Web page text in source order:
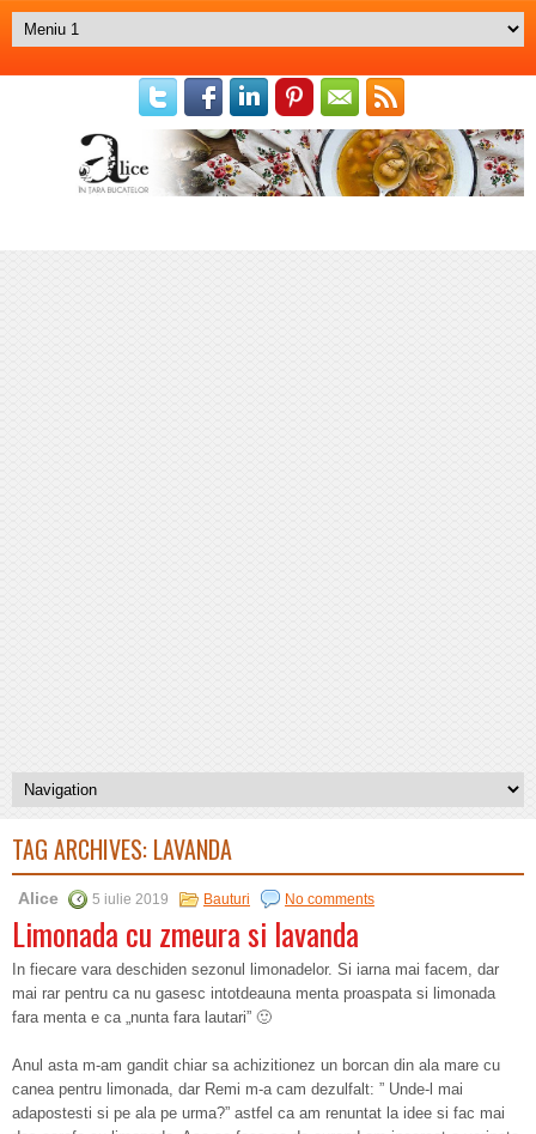
TAG ARCHIVES: LAVANDA
Alice 5 iulie 2019 Bauturi No comments
Limonada cu zmeura si lavanda
In fiecare vara deschiden sezonul limonadelor. Si iarna mai facem, dar
mai rar pentru ca nu gasesc intotdeauna menta proaspata si limonada
fara menta e ca „nunta fara lautari” 🙂
Anul asta m-am gandit chiar sa achizitionez un borcan din ala mare cu
canea pentru limonada, dar Remi m-a cam dezulfalt: ” Unde-l mai
adapostesti si pe ala pe urma?” astfel ca am renuntat la idee si fac mai